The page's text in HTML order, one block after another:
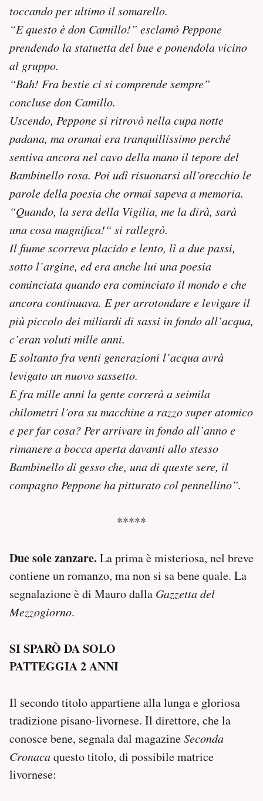
toccando per ultimo il somarello.
“E questo è don Camillo!” esclamò Peppone
prendendo la statuetta del bue e ponendola vicino
al gruppo.
“Bah! Fra bestie ci si comprende sempre”
concluse don Camillo.
Uscendo, Peppone si ritrovò nella cupa notte
padana, ma oramai era tranquillissimo perché
sentiva ancora nel cavo della mano il tepore del
Bambinello rosa. Poi udì risuonarsi all’orecchio le
parole della poesia che ormai sapeva a memoria.
“Quando, la sera della Vigilia, me la dirà, sarà
una cosa magnifica!“ si rallegrò.
Il fiume scorreva placido e lento, lì a due passi,
sotto l’argine, ed era anche lui una poesia
cominciata quando era cominciato il mondo e che
ancora continuava. E per arrotondare e levigare il
più piccolo dei miliardi di sassi in fondo all’acqua,
c’eran voluti mille anni.
E soltanto fra venti generazioni l’acqua avrà
levigato un nuovo sassetto.
E fra mille anni la gente correrà a seimila
chilometri l’ora su macchine a razzo super atomico
e per far cosa? Per arrivare in fondo all’anno e
rimanere a bocca aperta davanti allo stesso
Bambinello di gesso che, una di queste sere, il
compagno Peppone ha pitturato col pennellino”.
*****
Due sole zanzare. La prima è misteriosa, nel breve
contiene un romanzo, ma non si sa bene quale. La
segnalazione è di Mauro dalla Gazzetta del
Mezzogiorno.
SI SPARÒ DA SOLO
PATTEGGIA 2 ANNI
Il secondo titolo appartiene alla lunga e gloriosa
tradizione pisano-livornese. Il direttore, che la
conosce bene, segnala dal magazineSeconda
Cronacaquesto titolo, di possibile matrice
livornese: